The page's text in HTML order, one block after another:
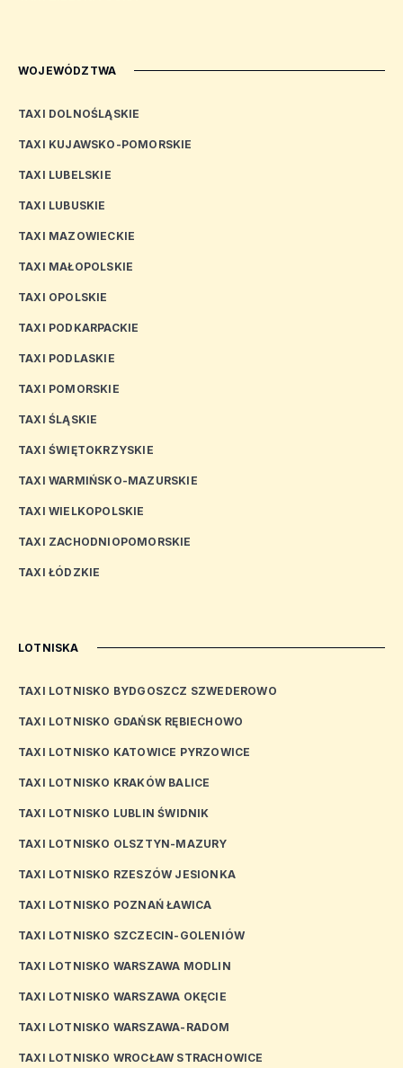
WOJEWÓDZTWA
TAXI DOLNOŚLĄSKIE
TAXI KUJAWSKO-POMORSKIE
TAXI LUBELSKIE
TAXI LUBUSKIE
TAXI MAZOWIECKIE
TAXI MAŁOPOLSKIE
TAXI OPOLSKIE
TAXI PODKARPACKIE
TAXI PODLASKIE
TAXI POMORSKIE
TAXI ŚLĄSKIE
TAXI ŚWIĘTOKRZYSKIE
TAXI WARMIŃSKO-MAZURSKIE
TAXI WIELKOPOLSKIE
TAXI ZACHODNIOPOMORSKIE
TAXI ŁÓDZKIE
LOTNISKA
TAXI LOTNISKO BYDGOSZCZ SZWEDEROWO
TAXI LOTNISKO GDAŃSK RĘBIECHOWO
TAXI LOTNISKO KATOWICE PYRZOWICE
TAXI LOTNISKO KRAKÓW BALICE
TAXI LOTNISKO LUBLIN ŚWIDNIK
TAXI LOTNISKO OLSZTYN-MAZURY
TAXI LOTNISKO RZESZÓW JESIONKA
TAXI LOTNISKO POZNAŃ ŁAWICA
TAXI LOTNISKO SZCZECIN-GOLENIÓW
TAXI LOTNISKO WARSZAWA MODLIN
TAXI LOTNISKO WARSZAWA OKĘCIE
TAXI LOTNISKO WARSZAWA-RADOM
TAXI LOTNISKO WROCŁAW STRACHOWICE